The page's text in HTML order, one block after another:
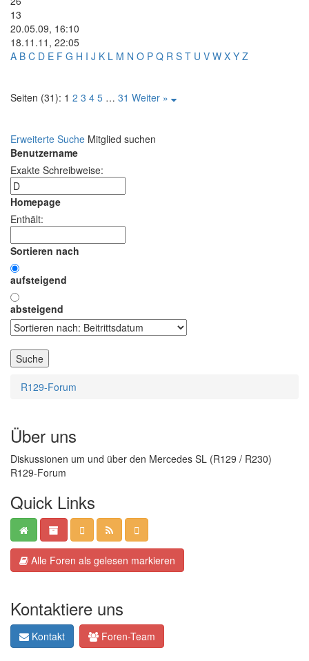
13
20.05.09, 16:10
18.11.11, 22:05
A B C D E F G H I J K L M N O P Q R S T U V W X Y Z
Seiten (31): 1 2 3 4 5 … 31 Weiter »
Erweiterte Suche Mitglied suchen
Benutzername
Exakte Schreibweise:
Homepage
Enthält:
Sortieren nach
aufsteigend
absteigend
R129-Forum
Über uns
Diskussionen um und über den Mercedes SL (R129 / R230)
R129-Forum
Quick Links
Alle Foren als gelesen markieren
Kontaktiere uns
Kontakt Foren-Team